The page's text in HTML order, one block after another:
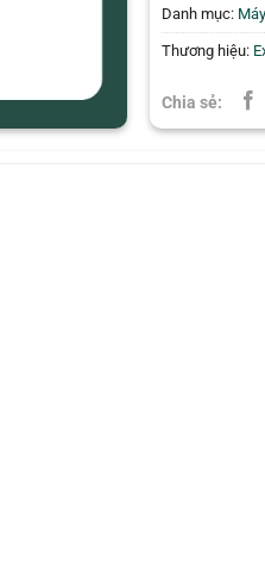
Danh mục:
Thương hiệu:
Chia sẻ: